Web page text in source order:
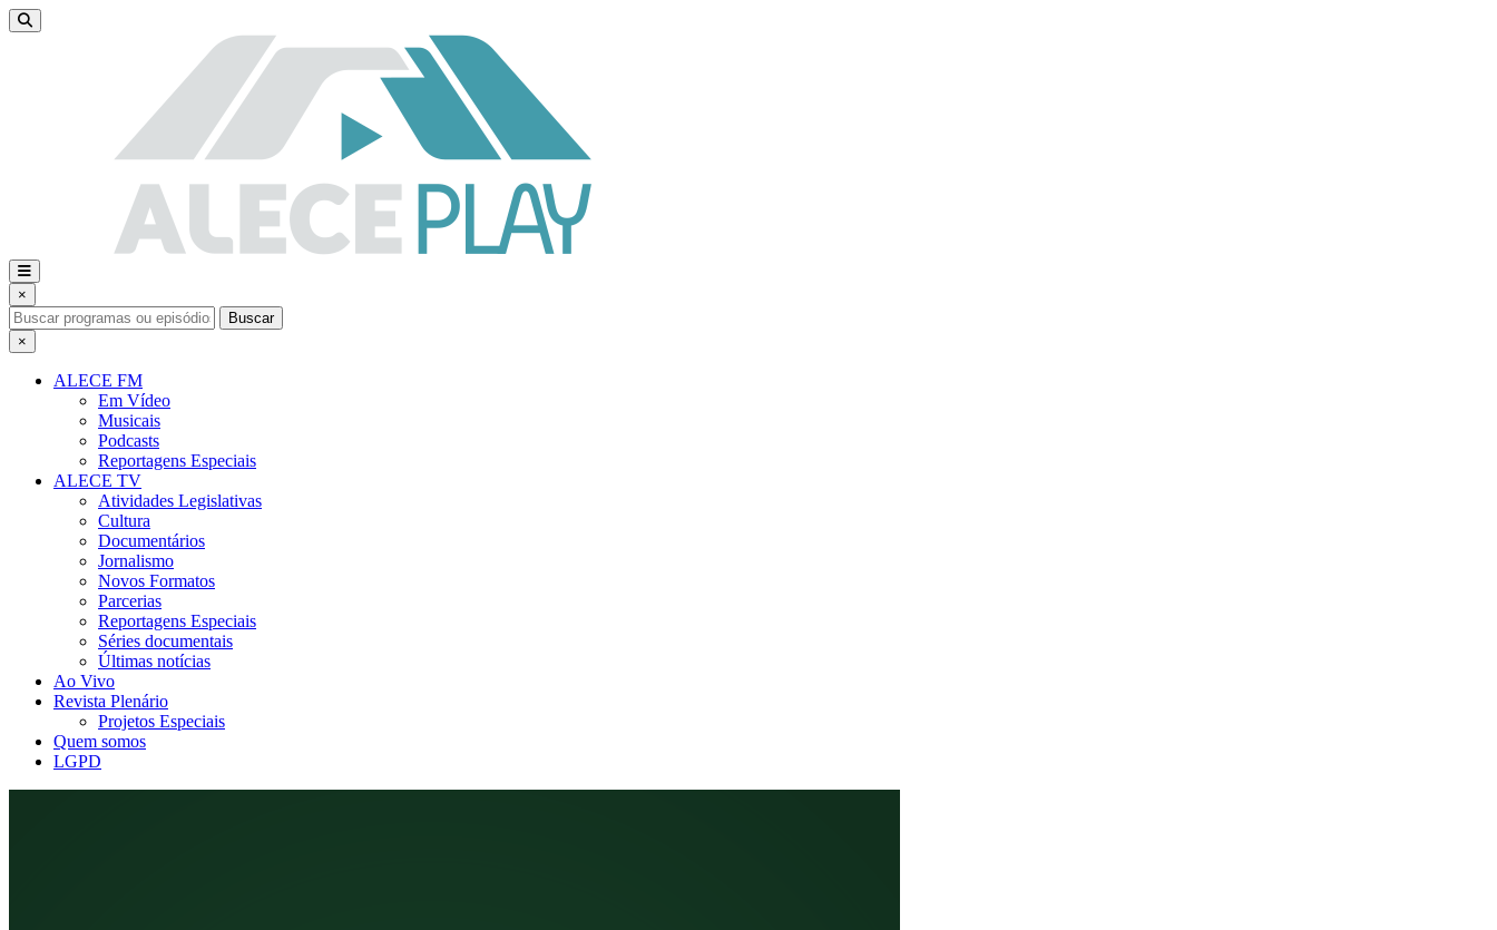
×
Buscar
×
ALECE FM
Em Vídeo
Musicais
Podcasts
Reportagens Especiais
ALECE TV
Atividades Legislativas
Cultura
Documentários
Jornalismo
Novos Formatos
Parcerias
Reportagens Especiais
Séries documentais
Últimas notícias
Ao Vivo
Revista Plenário
Projetos Especiais
Quem somos
LGPD